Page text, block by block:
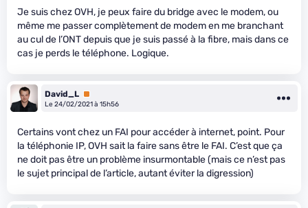
Je suis chez OVH, je peux faire du bridge avec le modem, ou
même me passer complètement de modem en me branchant
au cul de l’ONT depuis que je suis passé à la fibre, mais dans ce
cas je perds le téléphone. Logique.
David_L Premium
Le 24/02/2021 à 15h56
Certains vont chez un FAI pour accéder à internet, point. Pour
la téléphonie IP, OVH sait la faire sans être le FAI. C’est que ça
ne doit pas être un problème insurmontable (mais ce n’est pas
le sujet principal de l’article, autant éviter la digression)